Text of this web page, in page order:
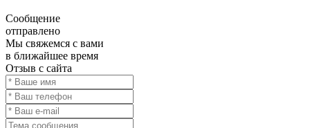
Сообщение
отправлено
Мы свяжемся с вами
в ближайшее время
Отзыв с сайта